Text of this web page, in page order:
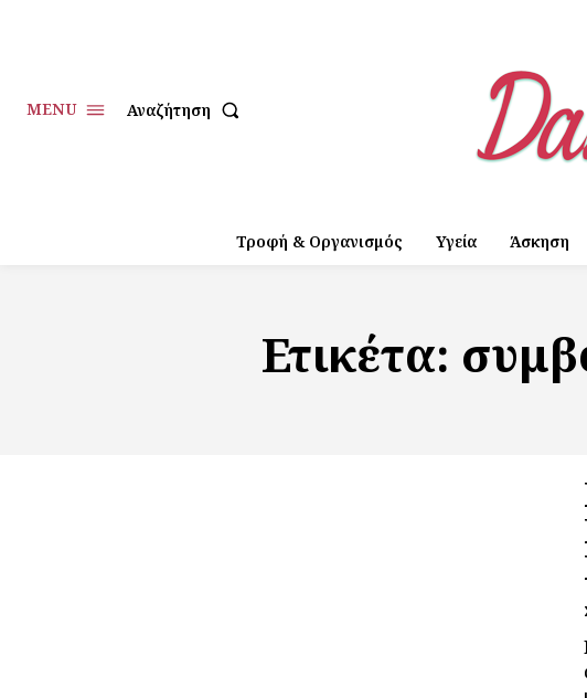
MENU Αναζήτηση
Τροφή & Οργανισμός Υγεία Άσκηση
Ετικέτα: